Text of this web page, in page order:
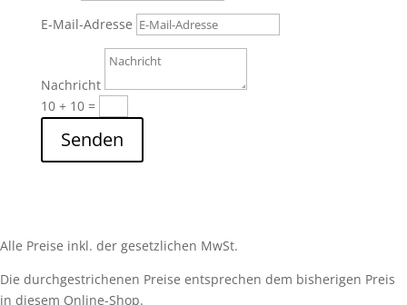
E-Mail-Adresse
Nachricht
10 + 10=
Senden
Alle Preise inkl. der gesetzlichen MwSt.
Die durchgestrichenen Preise entsprechen dem bisherigen Preis
in diesem Online-Shop.